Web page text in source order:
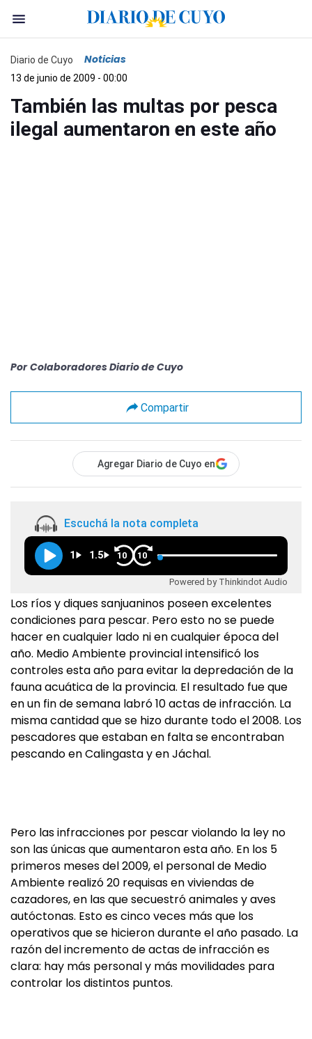
Diario de Cuyo Noticias
13 de junio de 2009 - 00:00
También las multas por pesca
ilegal aumentaron en este año
Por Colaboradores Diario de Cuyo
Compartir
Agregar Diario de Cuyo en
Escuchá la nota completa
1 1.5 10 10
Powered by Thinkindot Audio
Los ríos y diques sanjuaninos poseen excelentes
condiciones para pescar. Pero esto no se puede
hacer en cualquier lado ni en cualquier época del
año. Medio Ambiente provincial intensificó los
controles esta año para evitar la depredación de la
fauna acuática de la provincia. El resultado fue que
en un fin de semana labró 10 actas de infracción. La
misma cantidad que se hizo durante todo el 2008. Los
pescadores que estaban en falta se encontraban
pescando en Calingasta y en Jáchal.
Pero las infracciones por pescar violando la ley no
son las únicas que aumentaron esta año. En los 5
primeros meses del 2009, el personal de Medio
Ambiente realizó 20 requisas en viviendas de
cazadores, en las que secuestró animales y aves
autóctonas. Esto es cinco veces más que los
operativos que se hicieron durante el año pasado. La
razón del incremento de actas de infracción es
clara: hay más personal y más movilidades para
controlar los distintos puntos.